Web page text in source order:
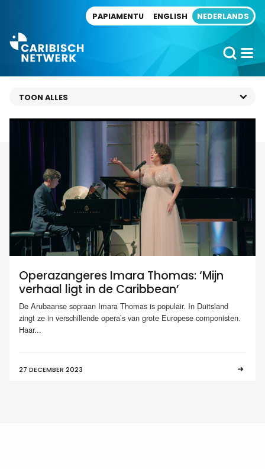
PAPIAMENTU ENGLISH NEDERLANDS
Operazangeres Imara Thomas: ‘Mijn
verhaal ligt in de Caribbean’
De Arubaanse sopraan Imara Thomas is populair. In Duitsland
zingt ze in verschillende opera’s van grote Europese componisten.
Haar...
27 DECEMBER 2023